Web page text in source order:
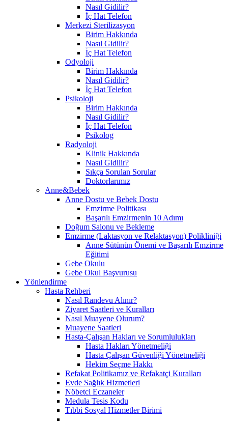
Nasıl Gidilir?
İç Hat Telefon
Merkezi Sterilizasyon
Birim Hakkında
Nasıl Gidilir?
İç Hat Telefon
Odyoloji
Birim Hakkında
Nasıl Gidilir?
İç Hat Telefon
Psikoloji
Birim Hakkında
Nasıl Gidilir?
İç Hat Telefon
Psikolog
Radyoloji
Klinik Hakkında
Nasıl Gidilir?
Sıkça Sorulan Sorular
Doktorlarımız
Anne&Bebek
Anne Dostu ve Bebek Dostu
Emzirme Politikası
Başarılı Emzirmenin 10 Adımı
Doğum Salonu ve Bekleme
Emzirme (Laktasyon ve Relaktasyon) Polikliniği
Anne Sütünün Önemi ve Başarılı Emzirme
Eğitimi
Gebe Okulu
Gebe Okul Başvurusu
Yönlendirme
Hasta Rehberi
Nasıl Randevu Alınır?
Ziyaret Saatleri ve Kuralları
Nasıl Muayene Olurum?
Muayene Saatleri
Hasta-Çalışan Hakları ve Sorumlulukları
Hasta Hakları Yönetmeliği
Hasta Çalışan Güvenliği Yönetmeliği
Hekim Seçme Hakkı
Refakat Politikamız ve Refakatçi Kuralları
Evde Sağlık Hizmetleri
Nöbetci Eczaneler
Medula Tesis Kodu
Tıbbi Sosyal Hizmetler Birimi